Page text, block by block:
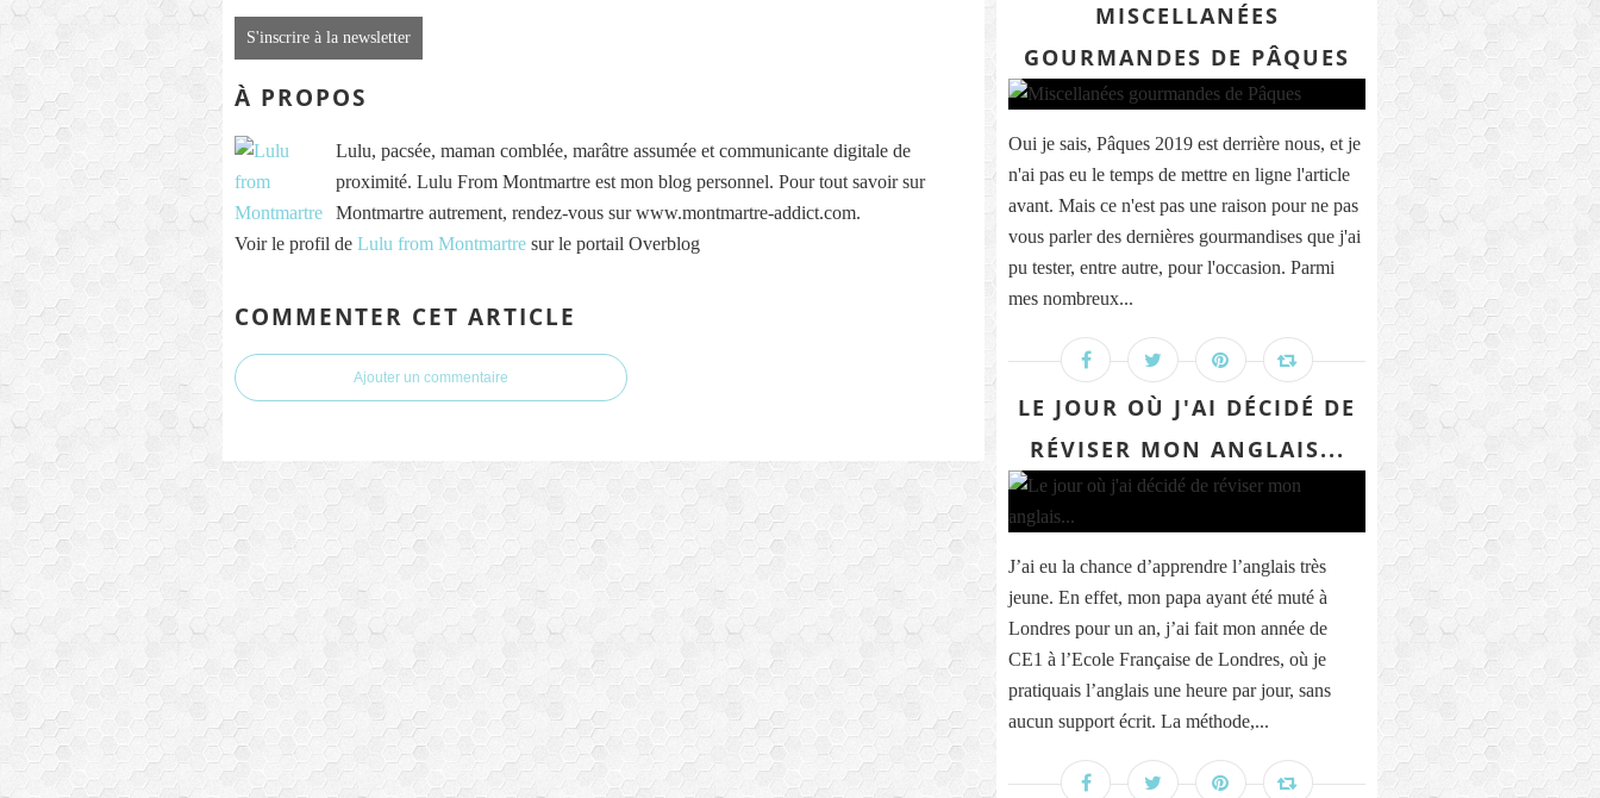
S'inscrire à la newsletter
À PROPOS
Lulu, pacsée, maman comblée, marâtre assumée et communicante digitale de
proximité. Lulu From Montmartre est mon blog personnel. Pour tout savoir sur
Montmartre autrement, rendez-vous sur www.montmartre-addict.com.
Voir le profil de Lulu from Montmartre sur le portail Overblog
COMMENTER CET ARTICLE
Ajouter un commentaire
MISCELLANÉES
GOURMANDES DE PÂQUES
Oui je sais, Pâques 2019 est derrière nous, et je
n'ai pas eu le temps de mettre en ligne l'article
avant. Mais ce n'est pas une raison pour ne pas
vous parler des dernières gourmandises que j'ai
pu tester, entre autre, pour l'occasion. Parmi
mes nombreux...
LE JOUR OÙ J'AI DÉCIDÉ DE
RÉVISER MON ANGLAIS...
J’ai eu la chance d’apprendre l’anglais très
jeune. En effet, mon papa ayant été muté à
Londres pour un an, j’ai fait mon année de
CE1 à l’Ecole Française de Londres, où je
pratiquais l’anglais une heure par jour, sans
aucun support écrit. La méthode,...